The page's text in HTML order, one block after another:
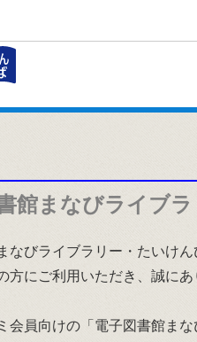
書館まなびライブ
なびライブラリー・たいけ
方にご利用いただき、誠に
会員向けの「電子図書館ま